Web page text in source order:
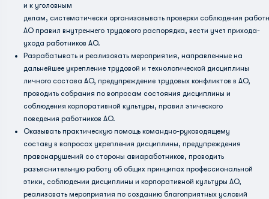
и к уголовным
делам, систематически организовывать проверки соблюдения
АО правил внутреннего трудового распорядка, вести учет прихода-
ухода работников АО.
Разрабатывать и реализовать мероприятия, направленные на
дальнейшее укрепление трудовой и технологической дисциплины
личного состава АО, предупреждение трудовых конфликтов в АО,
проводить собрания по вопросам состояния дисциплины и
соблюдения корпоративной культуры, правил этического
поведения работников АО.
Оказывать практическую помощь командно-руководящему
составу в вопросах укрепления дисциплины, предупреждения
правонарушений со стороны авиаработников, проводить
разъяснительную работу об общих принципах профессиональной
этики, соблюдении дисциплины и корпоративной культуры АО,
реализовать мероприятия по созданию благоприятных условий